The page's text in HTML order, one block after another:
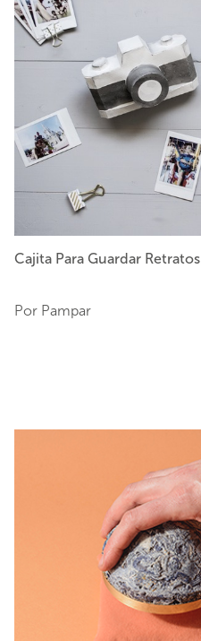
Cajita Para Guardar Retratos
Por Pampar